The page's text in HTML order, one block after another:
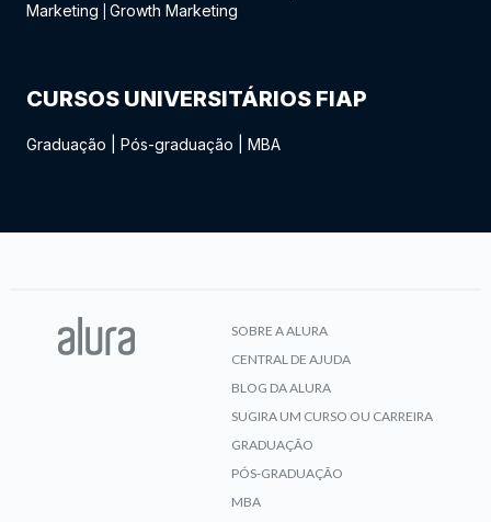
Marketing
Growth Marketing
CURSOS UNIVERSITÁRIOS FIAP
Graduação Pós-graduação MBA
SOBRE A ALURA
CENTRAL DE AJUDA
BLOG DA ALURA
SUGIRA UM CURSO OU CARREIRA
GRADUAÇÃO
PÓS-GRADUAÇÃO
MBA